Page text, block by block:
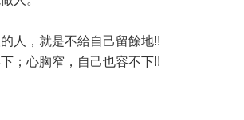
人，就是不給自己留餘地!!
；心胸窄，自己也容不下!!